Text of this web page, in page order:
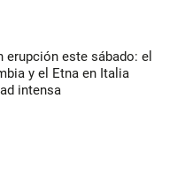
erupción este sábado: el
y el Etna en Italia
intensa